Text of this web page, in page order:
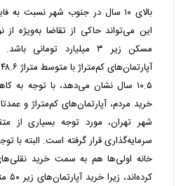
بالای ۱۰ سال در جنوب شهر نسبت
این می‌تواند حاکی از تقاضا به‌ویژه از
مسکن زیر ۳ میلیارد
۱۰.۵ سال نشان می‌دهد، با توجه
شهر تهران، مورد توجه بسیاری از
سرمایه‌گذاری قرار گرفته است. البته با